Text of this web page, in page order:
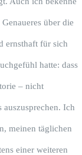
über die
ernsthaft für sich
hatte: dass
– nicht
Ich
meinen täglichen
einer weiteren